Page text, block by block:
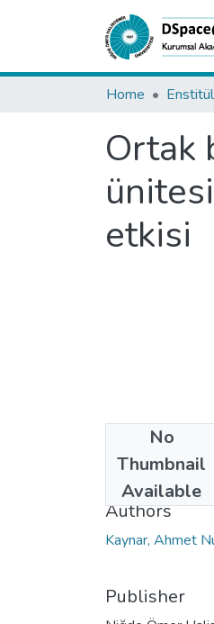
Home
Ortak
etkisi
No
Thumbnail
Available
2023
Authors
Kaynar, Ahmet
Publisher